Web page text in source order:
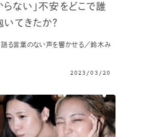
らない」不安をどこで誰
てきたか？
語る言葉のない声を響かせる／鈴木み
2023/03/20